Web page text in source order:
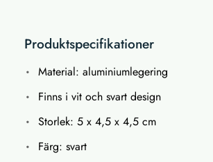
Produktspecifikationer
Material: aluminiumlegering
Finns i vit och svart design
Storlek: 5 x 4,5 x 4,5 cm
Färg: svart